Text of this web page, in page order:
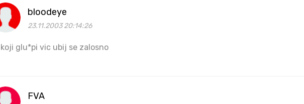
bloodeye
23.11.2003 20:14:26
koji glu*pi vic ubij se zalosno
FVA